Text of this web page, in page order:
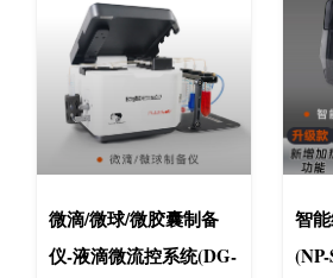
微滴/微球/微胶囊制备
仪-液滴微流控系统(DG-
智